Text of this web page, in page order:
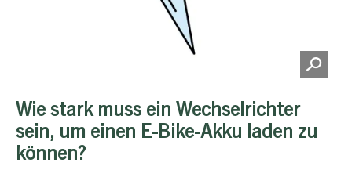
Wie stark muss ein Wechselrichter
sein, um einen E-Bike-Akku laden zu
können?